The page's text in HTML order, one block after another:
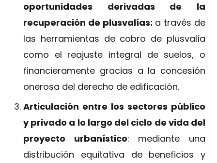
oportunidades derivadas de la
recuperación de plusvalías: a través de
las herramientas de cobro de plusvalía
como el reajuste integral de suelos, o
financieramente gracias a la concesión
onerosa del derecho de edificación.
Articulación entre los sectores público
y privado a lo largo del ciclo de vida del
proyecto urbanístico: mediante una
distribución equitativa de beneficios y